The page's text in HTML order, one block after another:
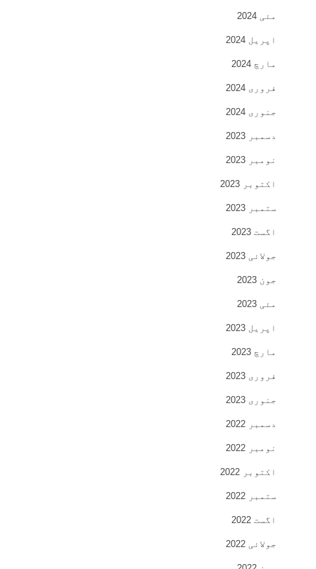
مئی 2024
اپریل 2024
مارچ 2024
فروری 2024
جنوری 2024
دسمبر 2023
نومبر 2023
اکتوبر 2023
ستمبر 2023
اگست 2023
جولائی 2023
جون 2023
مئی 2023
اپریل 2023
مارچ 2023
فروری 2023
جنوری 2023
دسمبر 2022
نومبر 2022
اکتوبر 2022
ستمبر 2022
اگست 2022
جولائی 2022